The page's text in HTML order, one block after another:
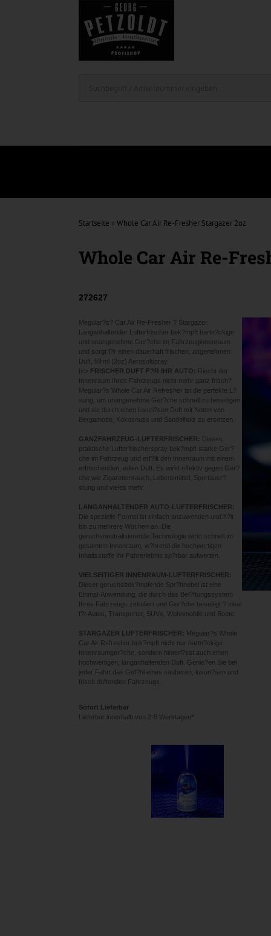
Startseite » Whole Car Air Re-Fresher Stargazer 2oz
Whole Car Air Re-
272627
Meguiar?s? Car Air Re-Fresher ? Stargazer.
Langanhaltender Lufterfrischer bek?mpft hartn?ckige
und unangenehme Ger?che im Fahrzeuginnenraum
und sorgt f?r einen dauerhaft frischen, angenehmen
Duft, 59 ml (2oz) Aerosolspray
br> FRISCHER DUFT F?R IHR AUTO: Riecht der
Innenraum Ihres Fahrzeugs nicht mehr ganz frisch?
Meguiar?s Whole Car Air Refresher ist die perfekte L?
sung, um unangenehme Ger?che schnell zu beseitigen
und sie durch einen luxuri?sen Duft mit Noten von
Bergamotte, Kokosnuss und Sandelholz zu ersetzen.
GANZFAHRZEUG-LUFTERFRISCHER: Dieses
praktische Lufterfrischerspray bek?mpft starke Ger?
che im Fahrzeug und erf?llt den Innenraum mit einem
erfrischenden, edlen Duft. Es wirkt effektiv gegen Ger?
che wie Zigarettenrauch, Lebensmittel, Sportausr?
stung und vieles mehr.
LANGANHALTENDER AUTO-LUFTERFRISCHER:
Die spezielle Formel ist einfach anzuwenden und h?lt
bis zu mehrere Wochen an. Die
geruchsneutralisierende Technologie wirkt schnell im
gesamten Innenraum, w?hrend die hochwertigen
Inhaltsstoffe Ihr Fahrerlebnis sp?rbar aufwerten.
VIELSEITIGER INNENRAUM-LUFTERFRISCHER:
Dieser geruchsbek?mpfende Spr?hnebel ist eine
Einmal-Anwendung, die durch das Bel?ftungssystem
Ihres Fahrzeugs zirkuliert und Ger?che beseitigt ? ideal
f?r Autos, Transporter, SUVs, Wohnmobile und Boote.
STARGAZER LUFTERFRISCHER: Meguiar?s Whole
Car Air Refresher bek?mpft nicht nur hartn?ckige
Innenraumger?che, sondern hinterl?sst auch einen
hochwertigen, langanhaltenden Duft. Genie?en Sie bei
jeder Fahrt das Gef?hl eines sauberen, luxuri?sen und
frisch duftenden Fahrzeugs.
Sofort Lieferbar
Lieferbar innerhalb von 2-5 Werktagen*